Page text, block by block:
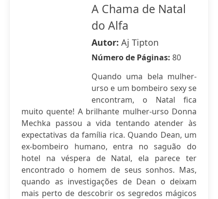
A Chama de Natal
do Alfa
Autor: Aj Tipton
Número de Páginas: 80
Quando uma bela mulher-
urso e um bombeiro sexy se
encontram, o Natal fica
muito quente! A brilhante mulher-urso Donna
Mechka passou a vida tentando atender às
expectativas da família rica. Quando Dean, um
ex-bombeiro humano, entra no saguão do
hotel na véspera de Natal, ela parece ter
encontrado o homem de seus sonhos. Mas,
quando as investigações de Dean o deixam
mais perto de descobrir os segredos mágicos